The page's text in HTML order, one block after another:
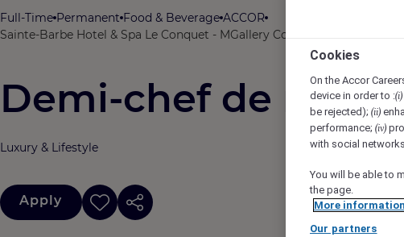
Full-Time Permanent Food & Beverage ACCOR
Sainte-Barbe Hotel & Spa Le Conquet - MGallery Collection, Le Conquet,
Demi-chef de rang
Luxury & Lifestyle
Apply
Cookies
On the Accor
device in order to :(i)
be rejected); (ii)
performance; (iv)
with social networks.
You will be able to
the page.
More information
Our partners